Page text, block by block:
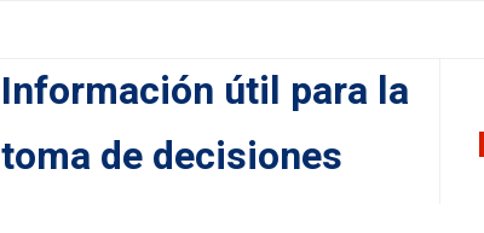
Información útil para la
toma de decisiones